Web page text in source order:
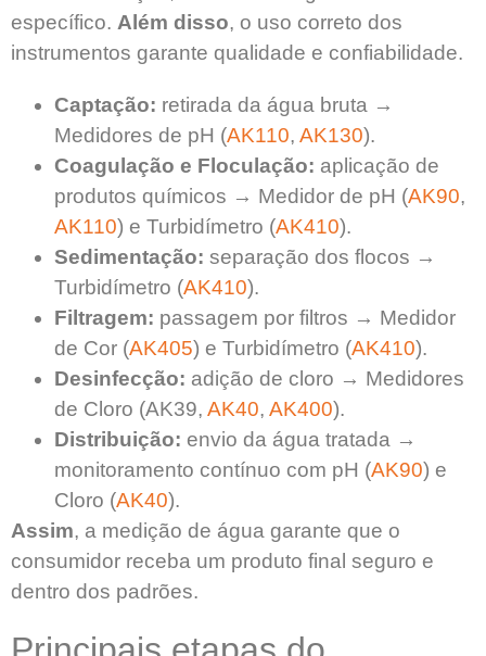
específico. Além disso, o uso correto dos
instrumentos garante qualidade e confiabilidade.
Captação: retirada da água bruta →
Medidores de pH (AK110, AK130).
Coagulação e Floculação: aplicação de
produtos químicos → Medidor de pH (AK90,
AK110) e Turbidímetro (AK410).
Sedimentação: separação dos flocos →
Turbidímetro (AK410).
Filtragem: passagem por filtros → Medidor
de Cor (AK405) e Turbidímetro (AK410).
Desinfecção: adição de cloro → Medidores
de Cloro (AK39, AK40, AK400).
Distribuição: envio da água tratada →
monitoramento contínuo com pH (AK90) e
Cloro (AK40).
Assim, a medição de água garante que o
consumidor receba um produto final seguro e
dentro dos padrões.